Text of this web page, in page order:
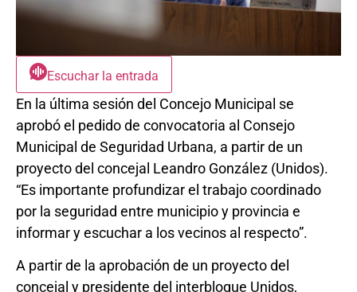
Escuchar la entrada
En la última sesión del Concejo Municipal se
aprobó el pedido de convocatoria al Consejo
Municipal de Seguridad Urbana, a partir de un
proyecto del concejal Leandro González (Unidos).
“Es importante profundizar el trabajo coordinado
por la seguridad entre municipio y provincia e
informar y escuchar a los vecinos al respecto”.
A partir de la aprobación de un proyecto del
concejal y presidente del interbloque Unidos,